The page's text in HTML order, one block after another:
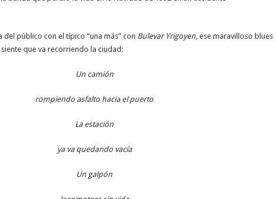
del público con el típico “una más” con Bulevar Yrigoyen, ese maravilloso blues
que va recorriendo la ciudad:
Un camión
rompiendo asfalto hacia el puerto
La estación
ya va quedando vacía
Un galpón